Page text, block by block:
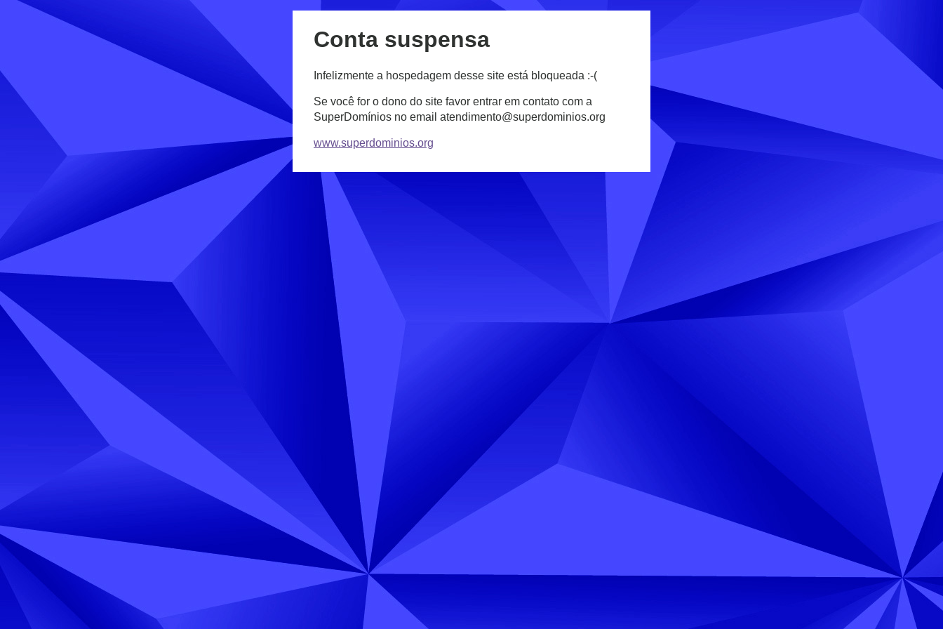
Conta suspensa
Infelizmente a hospedagem desse site está bloqueada :-(
Se você for o dono do site favor entrar em contato com a
SuperDomínios no email atendimento@superdominios.org
www.superdominios.org